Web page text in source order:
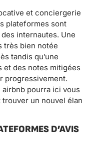
et conciergerie
plateformes sont
internautes. Une
très bien notée
tandis qu’une
et des notes mitigées
progressivement.
airbnb pourra ici vous
un nouvel élan
D’AVIS